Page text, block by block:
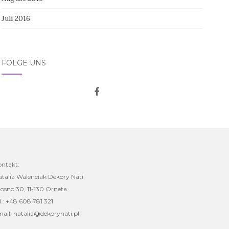
Juli 2016
FOLGE UNS
Walenciak Dekory Nati
30, 11-130 Orneta
+48 608 781 321
natalia@dekorynati.pl